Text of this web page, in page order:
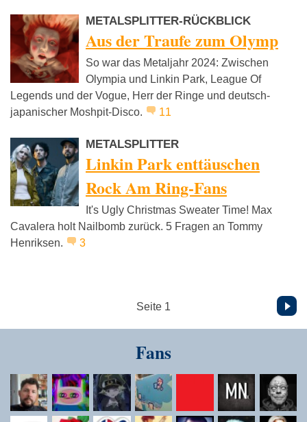
METALSPLITTER-RÜCKBLICK
Aus der Traufe zum Olymp
So war das Metaljahr 2024: Zwischen
Olympia und Linkin Park, League Of
Legends und der Vogue, Herr der Ringe und deutsch-
japanischer Moshpit-Disco.
11
METALSPLITTER
Linkin Park enttäuschen
Rock Am Ring-Fans
It's Ugly Christmas Sweater Time! Max
Cavalera holt Nailbomb zurück. 5 Fragen an Tommy
Henriksen.
3
Seite 1
Vor
Fans